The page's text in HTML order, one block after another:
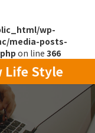
wp-
media-posts-
on line 366
Style